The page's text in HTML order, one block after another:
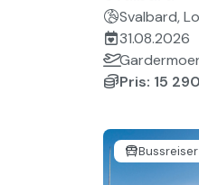
Svalbard,
31.08.2026
Pris: 15
Bussreiser